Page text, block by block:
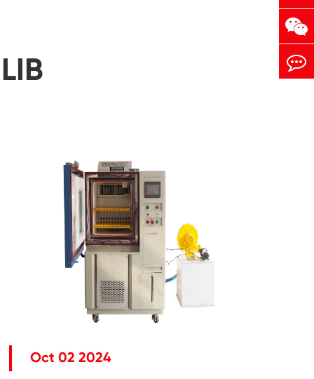
Oct 02 2024